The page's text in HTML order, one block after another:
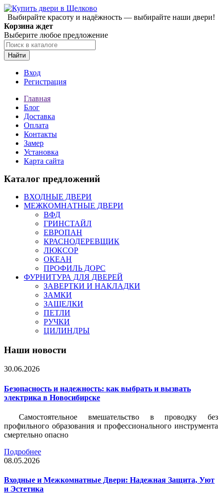
Выбирайте красоту и надёжность — выбирайте наши двери!
Корзина ждет
Выберите любое предложение
Найти
Вход
Регистрация
Главная
Блог
Доставка
Оплата
Контакты
Замер
Установка
Карта сайта
Каталог предложений
ВХОДНЫЕ ДВЕРИ
МЕЖКОМНАТНЫЕ ДВЕРИ
ВФД
ГРИНСТАЙЛ
ЕВРОПАН
КРАСНОДЕРЕВЩИК
ЛЮКСОР
ОКЕАН
ПРОФИЛЬ ДОРС
ФУРНИТУРА ДЛЯ ДВЕРЕЙ
ЗАВЕРТКИ И НАКЛАДКИ
ЗАМКИ
ЗАЩЕЛКИ
ПЕТЛИ
РУЧКИ
ЦИЛИНДРЫ
Наши новости
30.06.2026
Безопасность и надежность: как выбрать и вызвать
электрика в Новосибирске
Самостоятельное вмешательство в проводку без
профильного образования и профессионального инструмента
смертельно опасно
Подробнее
08.05.2026
Входные и Межкомнатные Двери: Надежная Защита, Уют
и Эстетика